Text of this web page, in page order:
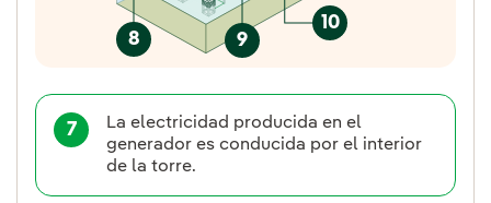
8 9
10
7
La electricidad producida en el
generador es conducida por el interior
de la torre.